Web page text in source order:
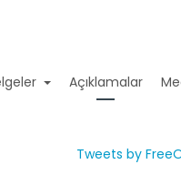
Açıklamalar
Tweets by